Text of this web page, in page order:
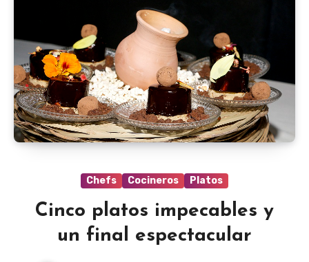
Chefs Cocineros Platos
Cinco platos impecables y
un final espectacular